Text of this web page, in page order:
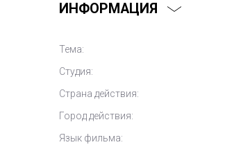
ИНФОРМАЦИЯ
Тема:
Студия:
Страна действия:
Город действия:
Язык фильма: